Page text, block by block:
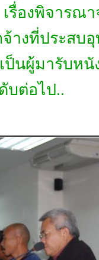
องพิจารณา
จ้างที่ประส
ป็นผู้มารับห
บต่อไป..